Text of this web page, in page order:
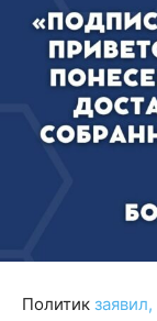
Политик заявил,